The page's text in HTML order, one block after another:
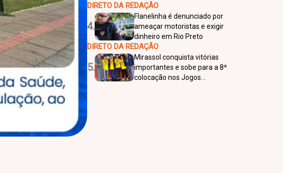
profissional
DIRETO DA REDAÇÃO
4.
Flanelinha é denunciado por
ameaçar motoristas e exigir
dinheiro em Rio Preto
DIRETO DA REDAÇÃO
5.
Mirassol conquista vitórias
importantes e sobe para a 8ª
colocação nos Jogos